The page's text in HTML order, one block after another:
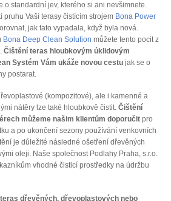
standardní jev, kterého si ani nevšimnete.
pruhu Vaší terasy čistícím strojem Bona Power
jak tato vypadala, když byla nová.
Bona Deep Clean Solution můžete tento pocit z
Čištění teras hloubkovým úklidovým
Systém Vám ukáže novou cestu jak se o
postarat.
(kompozitové), ale i kamenné a
nátěry lze také hloubkově čistit. Čištění
můžeme našim klientům doporučit pro
a po ukončení sezony používání venkovních
je důležité následné ošetření dřevěných
oleji. Naše společnost Podlahy Praha, s.r.o.
vhodné čisticí prostředky na údržbu
dřevěných, dřevoplastových nebo